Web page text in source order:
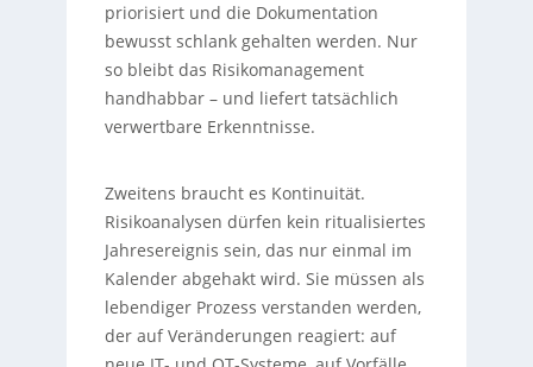
priorisiert und die Dokumentation
bewusst schlank gehalten werden. Nur
so bleibt das Risikomanagement
handhabbar – und liefert tatsächlich
verwertbare Erkenntnisse.
Zweitens braucht es Kontinuität.
Risikoanalysen dürfen kein ritualisiertes
Jahresereignis sein, das nur einmal im
Kalender abgehakt wird. Sie müssen als
lebendiger Prozess verstanden werden,
der auf Veränderungen reagiert: auf